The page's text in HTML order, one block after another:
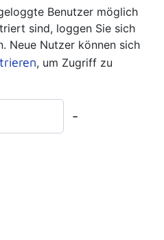
Benutzer möglich
sind, loggen Sie sich
Neue Nutzer können sich
, um Zugriff zu
-